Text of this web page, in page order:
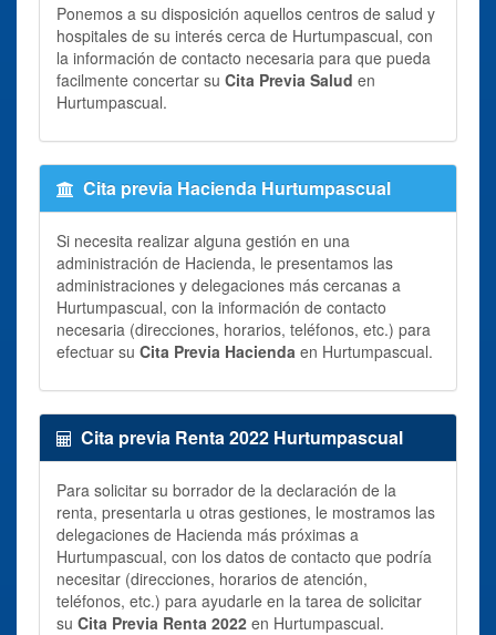
Ponemos a su disposición aquellos centros de salud y
hospitales de su interés cerca de Hurtumpascual, con
la información de contacto necesaria para que pueda
facilmente concertar su Cita Previa Salud en
Hurtumpascual.
Cita previa Hacienda Hurtumpascual
Si necesita realizar alguna gestión en una
administración de Hacienda, le presentamos las
administraciones y delegaciones más cercanas a
Hurtumpascual, con la información de contacto
necesaria (direcciones, horarios, teléfonos, etc.) para
efectuar su Cita Previa Hacienda en Hurtumpascual.
Cita previa Renta 2022 Hurtumpascual
Para solicitar su borrador de la declaración de la
renta, presentarla u otras gestiones, le mostramos las
delegaciones de Hacienda más próximas a
Hurtumpascual, con los datos de contacto que podría
necesitar (direcciones, horarios de atención,
teléfonos, etc.) para ayudarle en la tarea de solicitar
su Cita Previa Renta 2022 en Hurtumpascual.